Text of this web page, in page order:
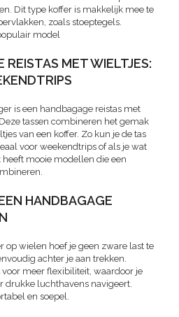
Dit type koffer is makkelijk mee te
zoals stoeptegels.
model
REISTAS MET WIELTJES:
is een handbagage reistas met
tassen combineren het gemak
van een koffer. Zo kun je de tas
voor weekendtrips of als je wat
mooie modellen die een
HANDBAGAGE
op wielen hoef je geen zware last te
achter je aan trekken.
meer flexibiliteit, waardoor je
drukke luchthavens navigeert.
en soepel.